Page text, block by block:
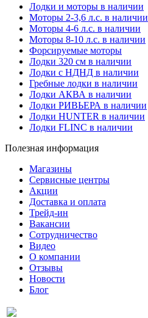
Лодки и моторы в наличии
Моторы 2-3,6 л.с. в наличии
Моторы 4-6 л.с. в наличии
Моторы 8-10 л.с. в наличии
Форсируемые моторы
Лодки 320 см в наличии
Лодки с НДНД в наличии
Гребные лодки в наличии
Лодки АКВА в наличии
Лодки РИВЬЕРА в наличии
Лодки HUNTER в наличии
Лодки FLINC в наличии
Полезная информация
Магазины
Сервисные центры
Акции
Доставка и оплата
Трейд-ин
Вакансии
Сотрудничество
Видео
О компании
Отзывы
Новости
Блог